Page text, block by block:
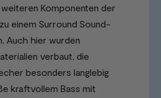
Komponenten der
einem Surround Sound-
Auch hier wurden
verbaut, die
besonders langlebig
kraftvollem Bass mit